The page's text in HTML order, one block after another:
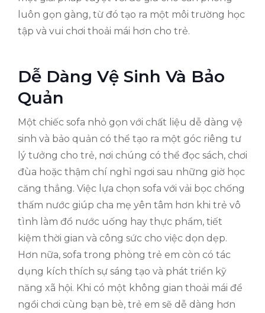
luôn gọn gàng, từ đó tạo ra một môi trường học
tập và vui chơi thoải mái hơn cho trẻ.
Dễ Dàng Vệ Sinh Và Bảo
Quản
Một chiếc sofa nhỏ gọn với chất liệu dễ dàng vệ
sinh và bảo quản có thể tạo ra một góc riêng tư
lý tưởng cho trẻ, nơi chúng có thể đọc sách, chơi
đùa hoặc thậm chí nghỉ ngơi sau những giờ học
căng thẳng. Việc lựa chọn sofa với vải bọc chống
thấm nước giúp cha mẹ yên tâm hơn khi trẻ vô
tình làm đổ nước uống hay thực phẩm, tiết
kiệm thời gian và công sức cho việc dọn dẹp.
Hơn nữa, sofa trong phòng trẻ em còn có tác
dụng kích thích sự sáng tạo và phát triển kỹ
năng xã hội. Khi có một không gian thoải mái để
ngồi chơi cùng bạn bè, trẻ em sẽ dễ dàng hơn